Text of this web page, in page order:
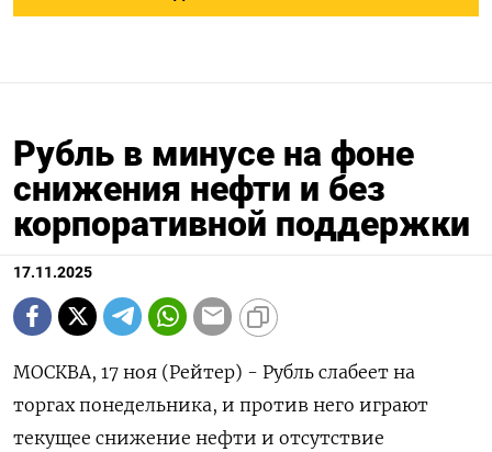
Рубль в минусе на фоне
снижения нефти и без
корпоративной поддержки
17.11.2025
МОСКВА, 17 ноя (Рейтер) - Рубль слабеет на
торгах понедельника, и против него играют
текущее снижение нефти и отсутствие